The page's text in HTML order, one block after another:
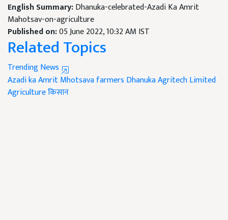
English Summary:Dhanuka-celebrated-Azadi Ka Amrit
Mahotsav-on-agriculture
Published on:05 June 2022, 10:32 AM IST
Related Topics
Trending News
Azadi ka Amrit Mhotsavafarmers Dhanuka Agritech Limited
Agricultureकिसान